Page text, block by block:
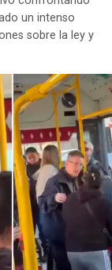
MONTE CHINGOLO
PARA
un intenso
sobre la ley y